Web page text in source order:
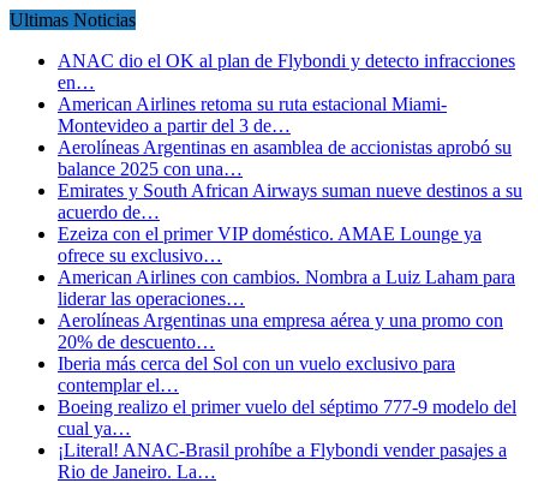
Ultimas Noticias
ANAC dio el OK al plan de Flybondi y detecto infracciones
en…
American Airlines retoma su ruta estacional Miami-
Montevideo a partir del 3 de…
Aerolíneas Argentinas en asamblea de accionistas aprobó su
balance 2025 con una…
Emirates y South African Airways suman nueve destinos a su
acuerdo de…
Ezeiza con el primer VIP doméstico. AMAE Lounge ya
ofrece su exclusivo…
American Airlines con cambios. Nombra a Luiz Laham para
liderar las operaciones…
Aerolíneas Argentinas una empresa aérea y una promo con
20% de descuento…
Iberia más cerca del Sol con un vuelo exclusivo para
contemplar el…
Boeing realizo el primer vuelo del séptimo 777-9 modelo del
cual ya…
¡Literal! ANAC-Brasil prohíbe a Flybondi vender pasajes a
Rio de Janeiro. La…